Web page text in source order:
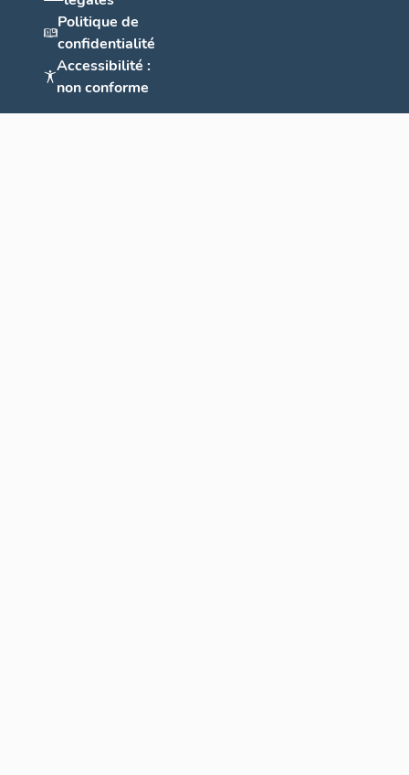
Politique de
confidentialité
Accessibilité :
non conforme